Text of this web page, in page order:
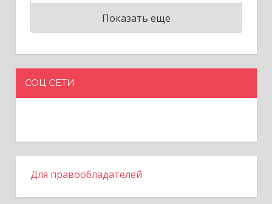
Показать еще
СОЦ СЕТИ
Для правообладателей